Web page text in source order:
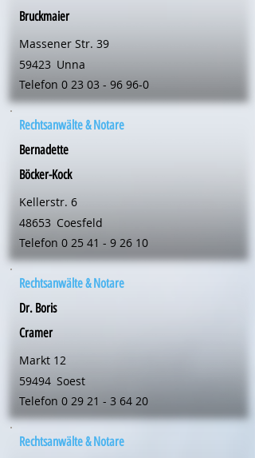
Bruckmaier
Massener Str. 39
59423 Unna
Telefon 0 23 03 - 96 96-0
Rechtsanwälte & Notare
Bernadette
Böcker-Kock
Kellerstr. 6
48653 Coesfeld
Telefon 0 25 41 - 9 26 10
Rechtsanwälte & Notare
Dr. Boris
Cramer
Markt 12
59494 Soest
Telefon 0 29 21 - 3 64 20
Rechtsanwälte & Notare